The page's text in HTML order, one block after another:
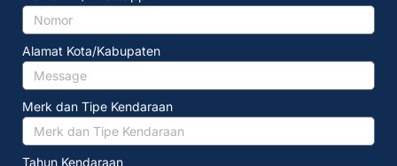
Alamat Kota/Kabupaten
Merk dan Tipe Kendaraan
Tahun Kendaraan